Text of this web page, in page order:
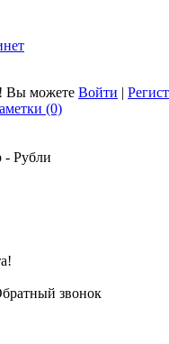
Вы можете Войти |
(0)
- Рубли
звонок